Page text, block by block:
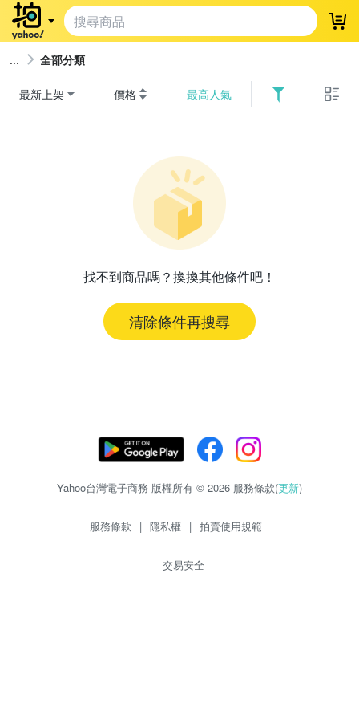
登
全部分類
最新上架 價格 最高人氣
找不到商品嗎？換換其他條件吧！
清除條件再搜尋
Yahoo台灣電子商務 版權所有 © 2026 服務條款(更新)
服務條款 | 隱私權 | 拍賣使用規範
交易安全